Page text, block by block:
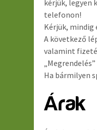
kérjük, legyen
telefonon!
Kérjük, mindig
A következő
valamint
Ha bármilyen
Árak